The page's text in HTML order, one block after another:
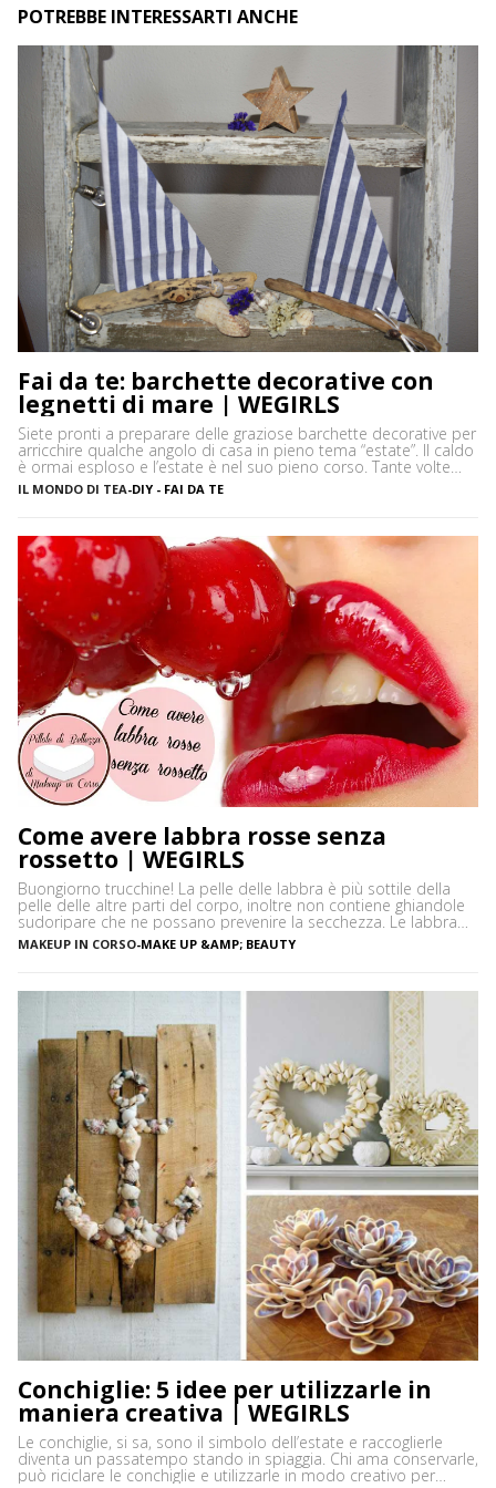
POTREBBE INTERESSARTI ANCHE
Fai da te: barchette decorative con
legnetti di mare | WEGIRLS
Siete pronti a preparare delle graziose barchette decorative per
arricchire qualche angolo di casa in pieno tema “estate”. Il caldo
è ormai esploso e l’estate è nel suo pieno corso. Tante volte
capita, soprattutto se si sta al mare per lunghi periodi, di
annoiarsi un po’ in spiaggia. Non so voi, ma personalmente
IL MONDO DI TEA-DIY - FAI DA TE
Come avere labbra rosse senza
rossetto | WEGIRLS
Buongiorno trucchine! La pelle delle labbra è più sottile della
pelle delle altre parti del corpo, inoltre non contiene ghiandole
sudoripare che ne possano prevenire la secchezza. Le labbra
sono sensibili alle aggressioni ambientali e spesso possono
diventare scure o sbiadite soprattutto a causa dell’esposizione
MAKEUP IN CORSO-MAKE UP &AMP; BEAUTY
Conchiglie: 5 idee per utilizzarle in
maniera creativa | WEGIRLS
Le conchiglie, si sa, sono il simbolo dell’estate e raccoglierle
diventa un passatempo stando in spiaggia. Chi ama conservarle,
può riciclare le conchiglie e utilizzarle in modo creativo per